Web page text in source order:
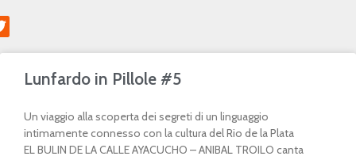
Lunfardo in Pillole #5
Un viaggio alla scoperta dei segreti di un linguaggio
intimamente connesso con la cultura del Rio de la Plata
EL BULIN DE LA CALLE AYACUCHO – ANIBAL TROILO canta